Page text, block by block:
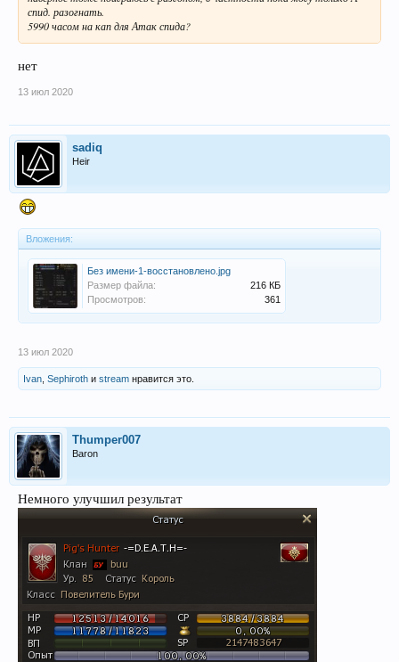
спид. разогнать.
5990 часом на кап для Атак спида?
нет
13 июл 2020
sadiq
Heir
Вложения:
Без имени-1-восстановлено.jpg
Размер файла:
216 КБ
Просмотров:
361
13 июл 2020
Ivan Sephiroth и stream нравится это.
Thumper007
Baron
Немного улучшил результат